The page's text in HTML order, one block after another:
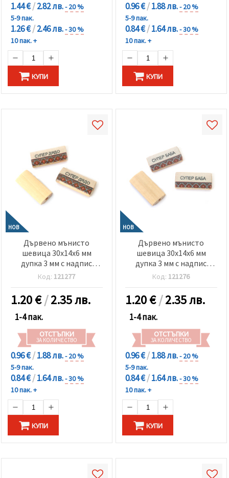
1.44 €/2.82 лв.- 20 %
5-9 пак.
1.26 €/2.46 лв.- 30 %
10 пак. +
КУПИ
0.96 €/1.88 лв.- 20 %
5-9 пак.
0.84 €/1.64 лв.- 30 %
10 пак. +
КУПИ
НОВ
Дървено мънисто
шевица 30x14x6 мм
дупка 3 мм с надпис
Супер дядо -5 броя
Код: 121277
1.20€/2.35 лв.
1-4 пак.
ОТСТЪПКИ
ЗА КОЛИЧЕСТВО
0.96 €/1.88 лв.- 20 %
5-9 пак.
0.84 €/1.64 лв.- 30 %
10 пак. +
КУПИ
НОВ
Дървено мънисто
шевица 30x14x6 мм
дупка 3 мм с надпис
Супер баба -5 броя
Код: 121276
1.20€/2.35 лв.
1-4 пак.
ОТСТЪПКИ
ЗА КОЛИЧЕСТВО
0.96 €/1.88 лв.- 20 %
5-9 пак.
0.84 €/1.64 лв.- 30 %
10 пак. +
КУПИ